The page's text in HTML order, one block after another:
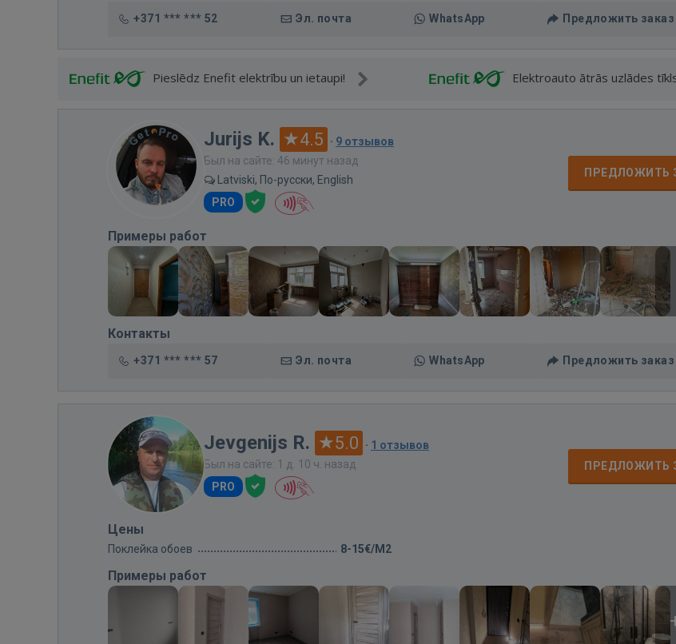
+371 *** *** 52 Эл. почта WhatsApp Предложить заказ
Pieslēdz Enefit elektrību un ietaupi! Elektroauto ātrās uzlādes
Jurijs K. 4.5 · 9 отзывов
Был на сайте: 46 минут назад
Latviski, По-русски, English
PRO
ПРЕДЛОЖИТЬ
Примеры работ
Контакты
+371 *** *** 57 Эл. почта WhatsApp Предложить заказ
Jevgenijs R. 5.0 · 1 отзывов
Был на сайте: 1 д. 10 ч. назад
PRO
ПРЕДЛОЖИТЬ
Цены
Поклейка обоев 8-15€/M2
Примеры работ